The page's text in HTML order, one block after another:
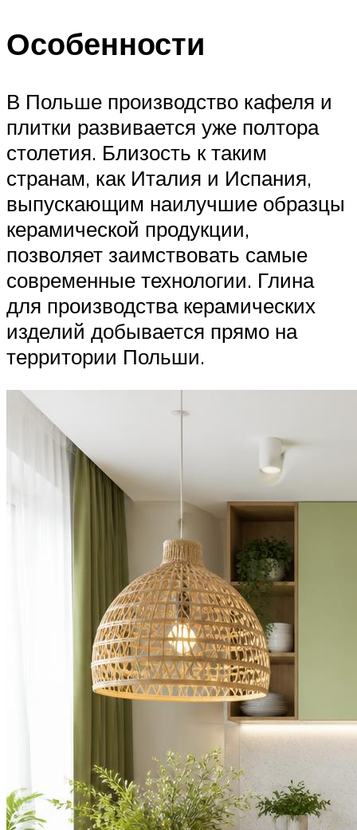
Особенности
В Польше производство кафеля и
плитки развивается уже полтора
столетия. Близость к таким
странам, как Италия и Испания,
выпускающим наилучшие образцы
керамической продукции,
позволяет заимствовать самые
современные технологии. Глина
для производства керамических
изделий добывается прямо на
территории Польши.